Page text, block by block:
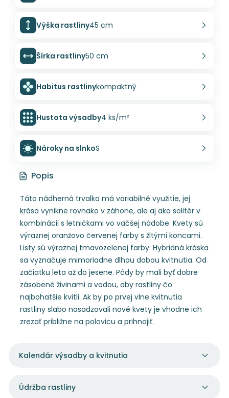
Výška rastliny45 cm
Šírka rastliny50 cm
Habitus rastlinykompaktný
Hustota výsadby4 ks/m²
Nároky na slnkoS
Popis
Táto nádherná trvalka má variabilné využitie, jej
krása vynikne rovnako v záhone, ale aj ako solitér v
kombinácii s letničkami vo vačšej nádobe. Kvety sú
výraznej oranžovo červenej farby s žltými koncami.
Listy sú výraznej tmavozelenej farby. Hybridná kráska
sa vyznačuje mimoriadne dlhou dobou kvitnutia. Od
začiatku leta až do jesene. Pôdy by mali byť dobre
zásobené živinami a vodou, aby rastliny čo
najbohatšie kvitli. Ak by po prvej vlne kvitnutia
rastliny slabo nasadzovali nové kvety je vhodne ich
zrezať približne na polovicu a prihnojiť.
Kalendár výsadby a kvitnutia
Údržba rastliny